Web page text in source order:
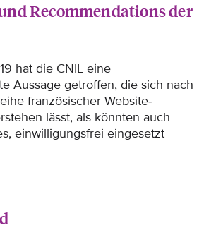
Recommendations der
hat die CNIL eine
Aussage getroffen, die sich nach
französischer Website-
lässt, als könnten auch
einwilligungsfrei eingesetzt